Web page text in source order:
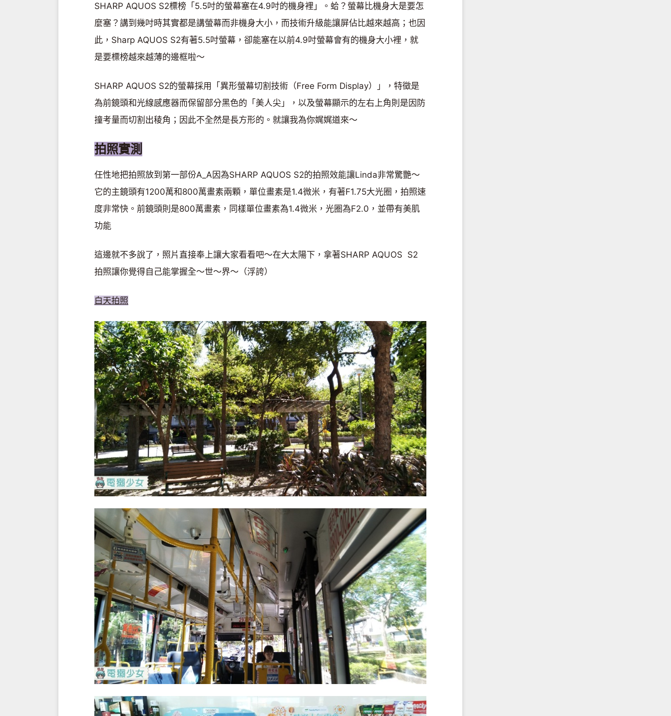
SHARP AQUOS S2標榜「5.5吋的螢幕塞在4.9吋的機身裡」。蛤？螢幕比機身大是要怎
麼塞？講到幾吋時其實都是講螢幕而非機身大小，而技術升級能讓屏佔比越來越高；也因
此，Sharp AQUOS S2有著5.5吋螢幕，卻能塞在以前4.9吋螢幕會有的機身大小裡，就
是要標榜越來越薄的邊框啦～
SHARP AQUOS S2的螢幕採用「異形螢幕切割技術（Free Form Display）」，特徵是
為前鏡頭和光線感應器而保留部分黑色的「美人尖」，以及螢幕顯示的左右上角則是因防
撞考量而切割出稜角；因此不全然是長方形的。就讓我為你娓娓道來～
拍照實測
任性地把拍照放到第一部份A_A因為SHARP AQUOS S2的拍照效能讓Linda非常驚艷～
它的主鏡頭有1200萬和800萬畫素兩顆，單位畫素是1.4微米，有著F1.75大光圈，拍照速
度非常快。前鏡頭則是800萬畫素，同樣單位畫素為1.4微米，光圈為F2.0，並帶有美肌
功能
這邊就不多說了，照片直接奉上讓大家看看吧～在大太陽下，拿著SHARP AQUOS S2
拍照讓你覺得自己能掌握全～世～界～（浮誇）
白天拍照